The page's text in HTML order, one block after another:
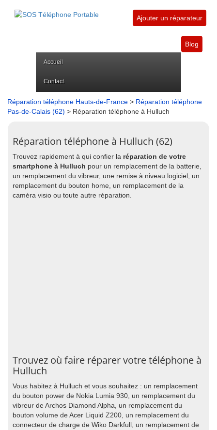
Ajouter un réparateur
Blog
Accueil
Contact
Réparation téléphone Hauts-de-France > Réparation téléphone
Pas-de-Calais (62) > Réparation téléphone à Hulluch
Réparation téléphone à Hulluch (62)
Trouvez rapidement à qui confier la réparation de votre
smartphone à Hulluch pour un remplacement de la batterie,
un remplacement du vibreur, une remise à niveau logiciel, un
remplacement du bouton home, un remplacement de la
caméra visio ou toute autre réparation.
Trouvez où faire réparer votre téléphone à
Hulluch
Vous habitez à Hulluch et vous souhaitez : un remplacement
du bouton power de Nokia Lumia 930, un remplacement du
vibreur de Archos Diamond Alpha, un remplacement du
bouton volume de Acer Liquid Z200, un remplacement du
connecteur de charge de Wiko Darkfull, un remplacement de